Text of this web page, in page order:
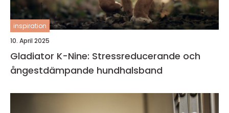
inspiration
10. April 2025
Gladiator K-Nine: Stressreducerande och
ångestdämpande hundhalsband